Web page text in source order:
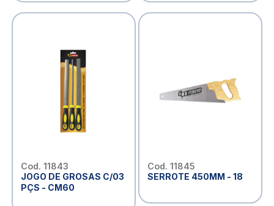
Cod. 11843
JOGO DE GROSAS C/03
PÇS - CM60
Cod. 11845
SERROTE 450MM - 18